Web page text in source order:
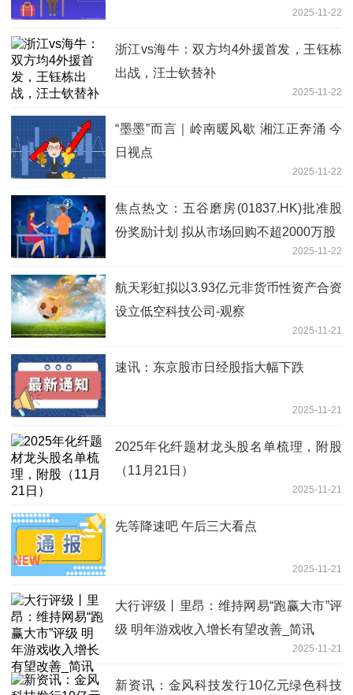
2025-11-22
浙江vs海牛：双方均4外援首发，王钰栋
出战，汪士钦替补
2025-11-22
“墨墨”而言｜岭南暖风歇 湘江正奔涌 今
日视点
2025-11-22
焦点热文：五谷磨房(01837.HK)批准股
份奖励计划 拟从市场回购不超2000万股
2025-11-22
航天彩虹拟以3.93亿元非货币性资产合资
设立低空科技公司-观察
2025-11-21
速讯：东京股市日经股指大幅下跌
2025-11-21
2025年化纤题材龙头股名单梳理，附股
（11月21日）
2025-11-21
先等降速吧 午后三大看点
2025-11-21
大行评级丨里昂：维持网易“跑赢大市”评
级 明年游戏收入增长有望改善_简讯
2025-11-21
新资讯：金风科技发行10亿元绿色科技